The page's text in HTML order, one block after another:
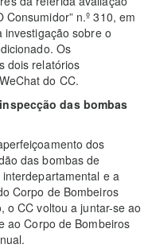
n.º 310, em
sobre o
Os
dois relatórios
do CC.
das bombas
dos
das bombas de
e a
Corpo de Bombeiros
o CC voltou a juntar-se ao
ao Corpo de Bombeiros